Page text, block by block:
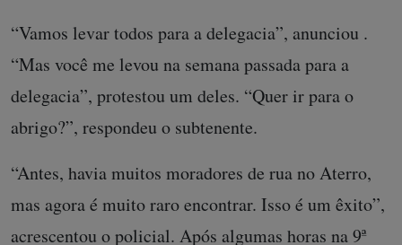
“Vamos levar todos para a delegacia”, anunciou .
“Mas você me levou na semana passada para a
delegacia”, protestou um deles. “Quer ir para o
abrigo?”, respondeu o subtenente.
“Antes, havia muitos moradores de rua no Aterro,
mas agora é muito raro encontrar. Isso é um êxito”,
acrescentou o policial. Após algumas horas na 9ª